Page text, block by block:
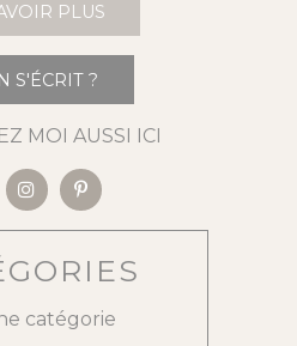
PLUS
S'ÉCRIT ?
MOI AUSSI ICI
catégorie